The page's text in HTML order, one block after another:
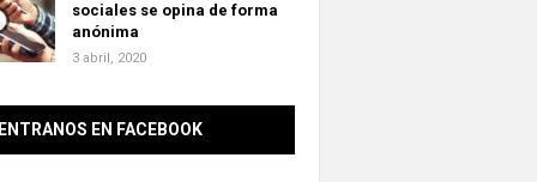
sociales se opina de forma
anónima
3 abril, 2020
EN FACEBOOK